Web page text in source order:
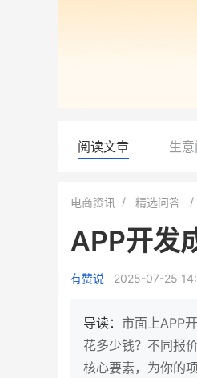
阅读文章 生
电商资讯 精选问答
APP开发
有赞说 2025-07-25
导读： 市面上APP
花多少钱？不同报
核心要素，为你的
BEIESTATE贝易品牌
母婴
类目销售额
年度GMV
有货源没流量？母婴馆如何破局
他只用7年做到平台销冠，转战私
域如何破局？